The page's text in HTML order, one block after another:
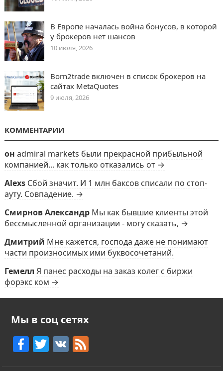
В Европе началась война бонусов, в которой
у брокеров нет шансов
10 июля, 2026
Born2trade включен в список брокеров на
сайтах MetaQuotes
9 июля, 2026
КОММЕНТАРИИ
он admiral markets были прекрасной прибыльной
компанией... как только отказались от →
Alexs Сбой значит. И 1 млн баксов списали по стоп-
ауту. Совпадение. →
Смирнов Александр Мы как бывшие клиенты этой
бессмысленной организации - могу сказать, →
Дмитрий Мне кажется, господа даже не понимают
части произносимых ими буквосочетаний.
Гемелл Я панес расходы на заказ колег с биржи
форэкс ком →
Мы в соц сетях
F T V F